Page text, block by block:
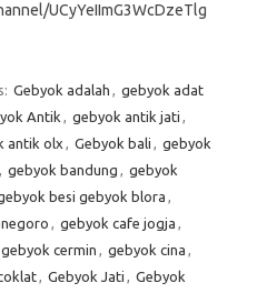
UCyYeIImG3WcDzeTlg
Gebyok adalah , gebyok adat
Antik , gebyok antik jati ,
antik olx , Gebyok bali , gebyok
, gebyok bandung , gebyok
besi gebyok blora ,
, gebyok cafe jogja ,
gebyok cermin , gebyok cina ,
, Gebyok Jati , Gebyok